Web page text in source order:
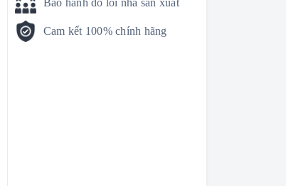
Bảo hành do lỗi nhà sản xuất
Cam kết 100% chính hãng